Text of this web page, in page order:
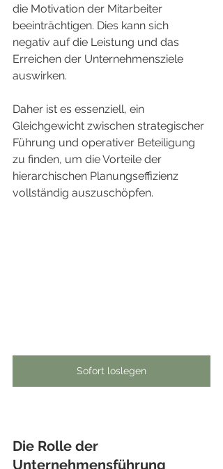
die Motivation der Mitarbeiter
beeinträchtigen. Dies kann sich
negativ auf die Leistung und das
Erreichen der Unternehmensziele
auswirken.
Daher ist es essenziell, ein
Gleichgewicht zwischen strategischer
Führung und operativer Beteiligung
zu finden, um die Vorteile der
hierarchischen Planungseffizienz
vollständig auszuschöpfen.
Sofort loslegen
Die Rolle der
Unternehmensführung